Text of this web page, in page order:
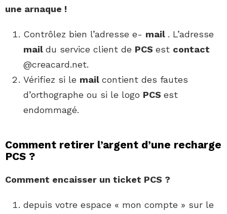
une arnaque !
Contrôlez bien l’adresse e- mail . L’adresse
mail du service client de PCS est contact
@creacard.net.
Vérifiez si le mail contient des fautes
d’orthographe ou si le logo PCS est
endommagé.
Comment retirer l’argent d’une recharge
PCS ?
Comment encaisser un ticket PCS ?
depuis votre espace « mon compte » sur le